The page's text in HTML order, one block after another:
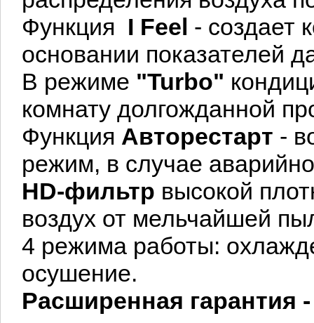
Функция I Feel - создает
основании показателей
В режиме "Turbo"
комнату долгожданной
Функция Авторестарт -
режим, в случае
HD-фильтр высокой
воздух от мельчайшей
4 режима работы:
осушение.
Расширенная гарантия